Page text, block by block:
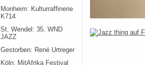
Monheim: Kulturraffinerie
K714
St. Wendel: 35. WND
JAZZ
Gestorben: René Urtreger
Köln: MitAfrika Festival